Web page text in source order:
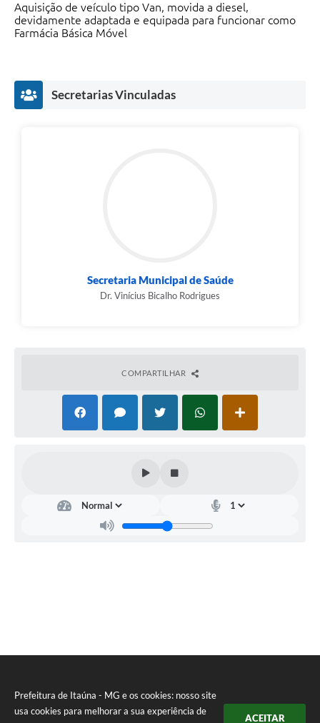
Prefeitura de Itaúna - MG e os cookies: nosso site
usa cookies para melhorar a sua experiência de
ACEITAR
Aquisição de veículo tipo Van, movida a diesel,
devidamente adaptada e equipada para funcionar como
Farmácia Básica Móvel
Secretarias Vinculadas
Secretaria Municipal de Saúde
Dr. Vinícius Bicalho Rodrigues
COMPARTILHAR